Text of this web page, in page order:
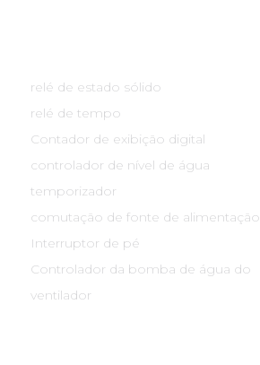
relé de estado sólido
relé de tempo
Contador de exibição digital
controlador de nível de água
temporizador
comutação de fonte de alimentação
Interruptor de pé
Controlador da bomba de água do
ventilador